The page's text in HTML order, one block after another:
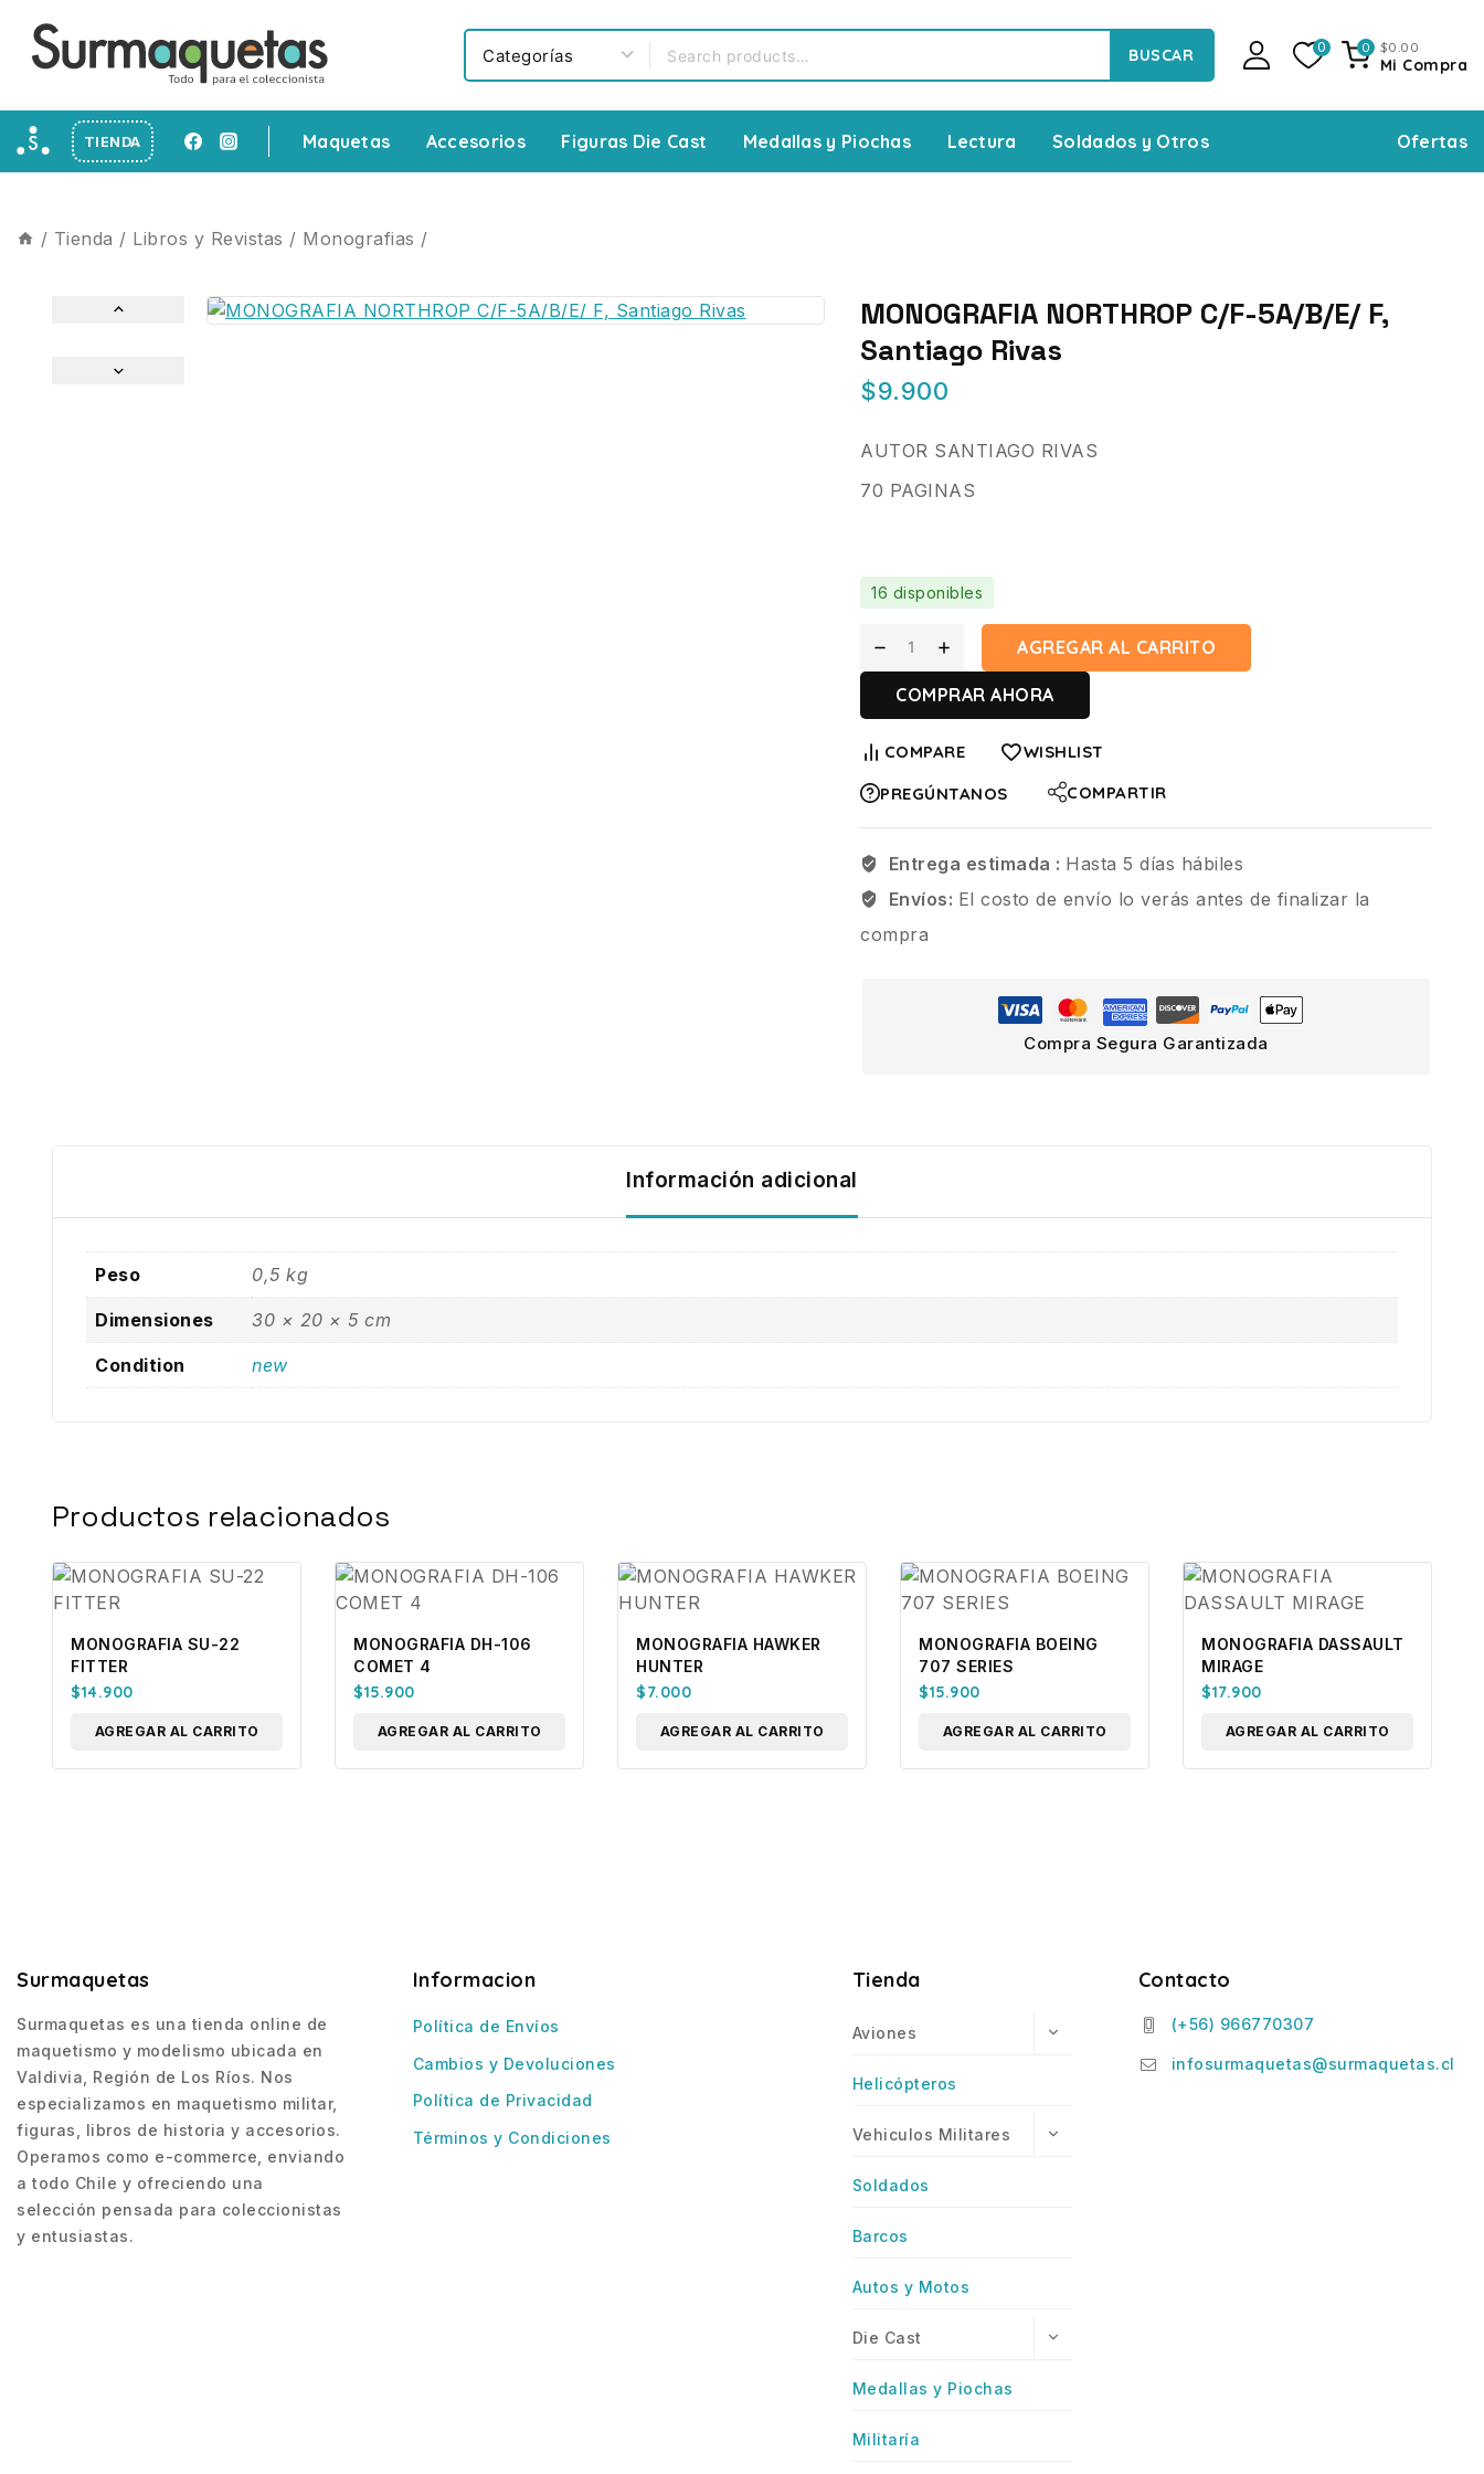
BUSCAR 0 0 $0 .00
Mi Compra
TIENDA Maquetas Accesorios Figuras Die Cast Medallas y Piochas Lectura Soldados y Otros Ofertas
/ Tienda / Libros y Revistas / Monografias /
MONOGRAFIA NORTHROP C/F-5A/B/E/ F,
Santiago Rivas
$9.900
AUTOR SANTIAGO RIVAS
70 PAGINAS
16 disponibles
AGREGAR AL CARRITO
COMPRAR AHORA
COMPARE
WISHLIST
PREGÚNTANOS
COMPARTIR
Entrega estimada : Hasta 5 días hábiles
Envíos: El costo de envío lo verás antes de finalizar la
compra
Compra Segura Garantizada
Información adicional
Peso 0,5 kg
Dimensiones 30 × 20 × 5 cm
Condition new
Productos relacionados
MONOGRAFIA SU-22
FITTER
$14.900
AGREGAR AL CARRITO
MONOGRAFIA DH-106
COMET 4
$15.900
AGREGAR AL CARRITO
MONOGRAFIA HAWKER
HUNTER
$7.000
AGREGAR AL CARRITO
MONOGRAFIA BOEING
707 SERIES
$15.900
AGREGAR AL CARRITO
MONOGRAFIA DASSAULT
MIRAGE
$17.900
AGREGAR AL CARRITO
Surmaquetas
Surmaquetas es una tienda online de
maquetismo y modelismo ubicada en
Valdivia, Región de Los Ríos. Nos
especializamos en maquetismo militar,
figuras, libros de historia y accesorios.
Operamos como e-commerce, enviando
a todo Chile y ofreciendo una
selección pensada para coleccionistas
y entusiastas.
Informacion
Política de Envíos
Cambios y Devoluciones
Política de Privacidad
Términos y Condiciones
Tienda
Aviones
Helicópteros
Vehiculos Militares
Soldados
Barcos
Autos y Motos
Die Cast
Medallas y Piochas
Militaría
Contacto
(+56) 966770307
infosurmaquetas@surmaquetas.cl